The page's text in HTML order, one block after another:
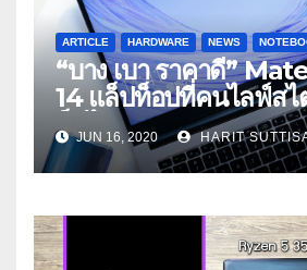
ARTICLE HARDWARE NEWS
“บาง เบา ราคาดี”
14 แล็ปท็อปที่คนไลฟ์ส
ก็มีได้
JUN 16, 2020 HARIT